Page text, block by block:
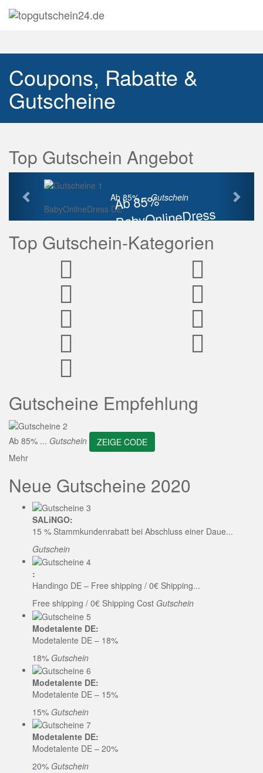
Coupons, Rabatte &
Gutscheine
Top Gutschein Angebot
Ab 85%
BabyOnlineDress
Rabatt
Ab 85% ...Gutschein
BabyOnlineDress DE
Vorherige
Top Gutschein-Kategorien
Gutscheine Empfehlung
Ab 85% ... Gutschein
ZEIGE CODE
Mehr
Neue Gutscheine 2020
SALiNGO:
15 % Stammkundenrabatt bei Abschluss einer Daue...
Gutschein
:
Handingo DE – Free shipping / 0€ Shipping...
Free shipping / 0€ Shipping Cost Gutschein
Modetalente DE:
Modetalente DE – 18%
18% Gutschein
Modetalente DE:
Modetalente DE – 15%
15% Gutschein
Modetalente DE:
Modetalente DE – 20%
20% Gutschein